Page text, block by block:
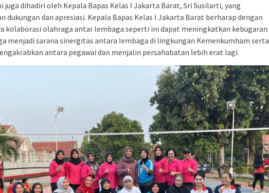
juga dihadiri oleh Kepala Bapas Kelas I Jakarta Barat, Sri Susilarti, yang
dukungan dan apresiasi. Kepala Bapas Kelas I Jakarta Barat berharap dengan
kolaborasi olahraga antar lembaga seperti ini dapat meningkatkan kebugaran
menjadi sarana sinergitas antara lembaga di lingkungan Kemenkumham serta
antara pegawai dan menjalin persahabatan lebih erat lagi.